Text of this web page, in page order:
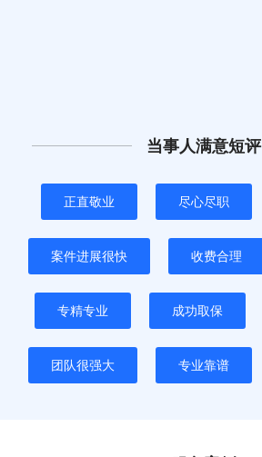
当事人满意短评
正直敬业 尽心尽职
案件进展很快 收费合理
专精专业 成功取保
团队很强大 专业靠谱